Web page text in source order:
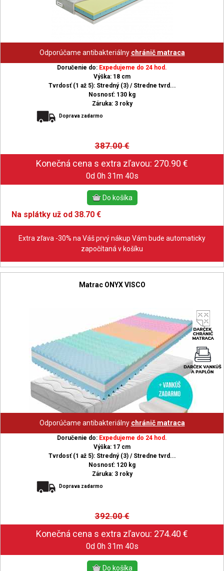
Odporúčame antibakteriálny chránič matraca
Doručenie do: Expedujeme do 24 hod.
Výška: 18 cm
Tvrdosť (1 až 5): Stredný (3) / Stredne tvrd...
Nosnosť: 130 kg
Záruka: 3 roky
Doprava zadarmo
387.00€
0d 0h 31m 39s
Na splátky už od 38.70 €
Extra zľava -30% na Váš prvý nákup Vám bude automaticky
započítaná v košíku
Matrac ONYX VISCO
Odporúčame antibakteriálny chránič matraca
Doručenie do: Expedujeme do 24 hod.
Výška: 17 cm
Tvrdosť (1 až 5): Stredný (3) / Stredne tvrd...
Nosnosť: 120 kg
Záruka: 3 roky
Doprava zadarmo
392.00€
0d 0h 31m 39s